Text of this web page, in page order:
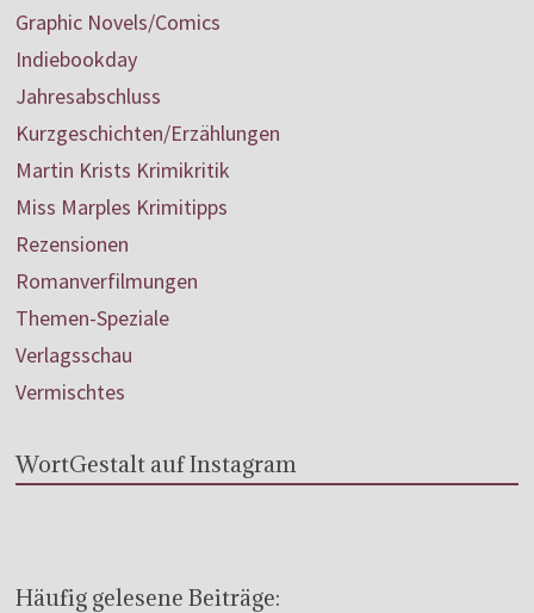
Graphic Novels/Comics
Indiebookday
Jahresabschluss
Kurzgeschichten/Erzählungen
Martin Krists Krimikritik
Miss Marples Krimitipps
Rezensionen
Romanverfilmungen
Themen-Speziale
Verlagsschau
Vermischtes
WortGestalt auf Instagram
Häufig gelesene Beiträge: